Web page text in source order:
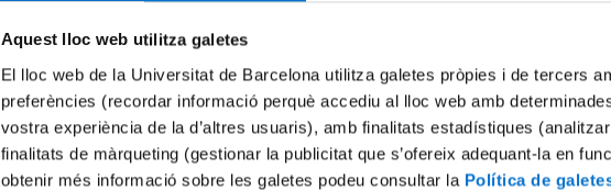
Aquest lloc web utilitza galetes
El lloc web de la Universitat de Barcelona utilitza galetes pròpies i de tercers
preferències (recordar informació perquè accediu al lloc web amb
vostra experiència de la d’altres usuaris), amb finalitats estadístiques
finalitats de màrqueting (gestionar la publicitat que s’ofereix adequant-la en
obtenir més informació sobre les galetes podeu consultar la Política de